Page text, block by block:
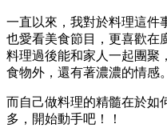
一直以來，我對於料理這件
也愛看美食節目，更喜歡在
料理過後能和家人一起團聚
食物外，還有著濃濃的情感。
而自己做料理的精髓在於如
多，開始動手吧！！